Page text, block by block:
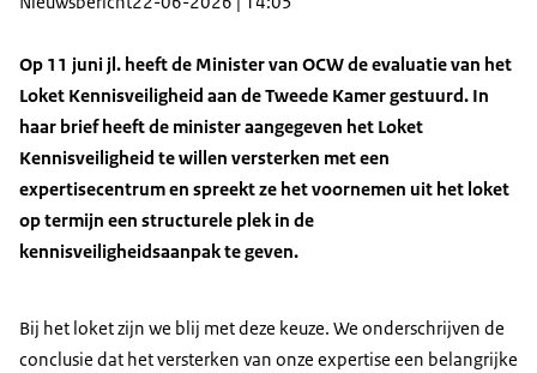
Op 11 juni jl. heeft de Minister van OCW de evaluatie van het
Loket Kennisveiligheid aan de Tweede Kamer gestuurd. In
haar brief heeft de minister aangegeven het Loket
Kennisveiligheid te willen versterken met een
expertisecentrum en spreekt ze het voornemen uit het loket
op termijn een structurele plek in de
kennisveiligheidsaanpak te geven.
Bij het loket zijn we blij met deze keuze. We onderschrijven de
conclusie dat het versterken van onze expertise een belangrijke